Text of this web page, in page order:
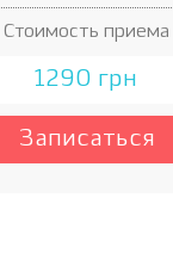
Стоимость приема
1290 грн
Записаться